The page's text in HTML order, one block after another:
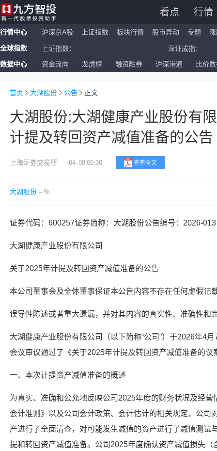
看点 行情
行情中心 沪深京A股 上证指数 板块行情 股市异动 专题
全球指数 上证指数： 深证成指：
恒生指数： 国企指数：
数据中心 资金流向 龙虎榜 融资融券 沪深港通 比价
首页 大湖股份 公告 正文
大湖股份:大湖健康产业股份有
计提及转回资产减值准备的公告
上海证券交易所 04-08 00:00 查看全文
大湖股份 --%
证券代码：600257证券简称：大湖股份公告编号：2026-013
大湖健康产业股份有限公司
关于2025年计提及转回资产减值准备的公告
本公司董事会及全体董事保证本公告内容不存在任何虚假记
误导性陈述或者重大遗漏，并对其内容的真实性、准确性和
大湖健康产业股份有限公司（以下简称“公司”）于2026年4
会议审议通过了《关于2025年计提及转回资产减值准备的
一、本次计提资产减值准备的概述
为真实、准确和公允地反映公司2025年度的财务状况及经
会计准则》以及公司会计政策、会计估计的相关规定，公司
产进行了全面清查，对可能发生减值的资产进行了减值测试
提和转回资产减值准备。公司2025年度确认资产减值损失